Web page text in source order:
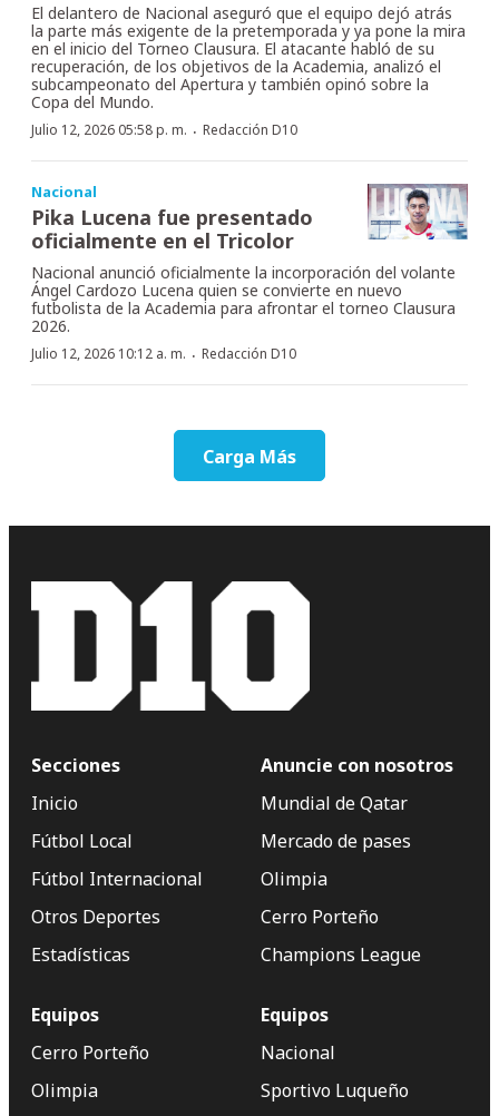
El delantero de Nacional aseguró que el equipo dejó atrás
la parte más exigente de la pretemporada y ya pone la mira
en el inicio del Torneo Clausura. El atacante habló de su
recuperación, de los objetivos de la Academia, analizó el
subcampeonato del Apertura y también opinó sobre la
Copa del Mundo.
Julio 12, 2026 05:58 p. m. · Redacción D10
Nacional
Pika Lucena fue presentado
oficialmente en el Tricolor
Nacional anunció oficialmente la incorporación del volante
Ángel Cardozo Lucena quien se convierte en nuevo
futbolista de la Academia para afrontar el torneo Clausura
2026.
Julio 12, 2026 10:12 a. m. · Redacción D10
Carga Más
Secciones
Inicio
Fútbol Local
Fútbol Internacional
Otros Deportes
Estadísticas
Anuncie con nosotros
Mundial de Qatar
Mercado de pases
Olimpia
Cerro Porteño
Champions League
Equipos
Cerro Porteño
Olimpia
Equipos
Nacional
Sportivo Luqueño